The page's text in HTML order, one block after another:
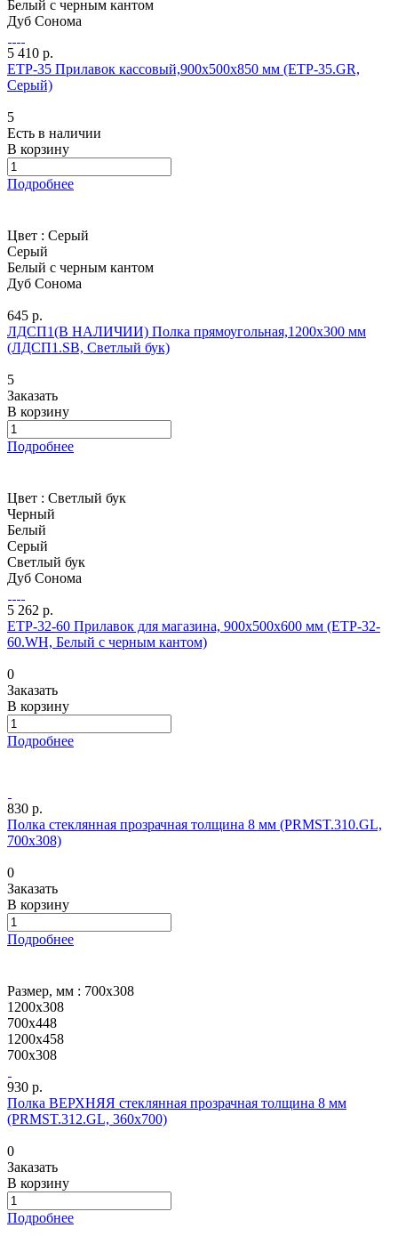
Белый с черным кантом
Дуб Сонома
5 410 р.
ETP-35 Прилавок кассовый,900х500х850 мм (ETP-35.GR,
Серый)
5
Есть в наличии
В корзину
Подробнее
Цвет : Серый
Серый
Белый с черным кантом
Дуб Сонома
645 р.
ЛДСП1(В НАЛИЧИИ) Полка прямоугольная,1200х300 мм
(ЛДСП1.SB, Светлый бук)
5
Заказать
В корзину
Подробнее
Цвет : Светлый бук
Черный
Белый
Серый
Светлый бук
Дуб Сонома
5 262 р.
ETP-32-60 Прилавок для магазина, 900х500х600 мм (ETP-32-
60.WH, Белый с черным кантом)
0
Заказать
В корзину
Подробнее
830 р.
Полка стеклянная прозрачная толщина 8 мм (PRMST.310.GL,
700х308)
0
Заказать
В корзину
Подробнее
Размер, мм : 700х308
1200х308
700х448
1200х458
700х308
930 р.
Полка ВЕРХНЯЯ стеклянная прозрачная толщина 8 мм
(PRMST.312.GL, 360х700)
0
Заказать
В корзину
Подробнее